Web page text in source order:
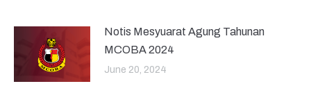
Notis Mesyuarat Agung Tahunan
MCOBA 2024
June 20, 2024